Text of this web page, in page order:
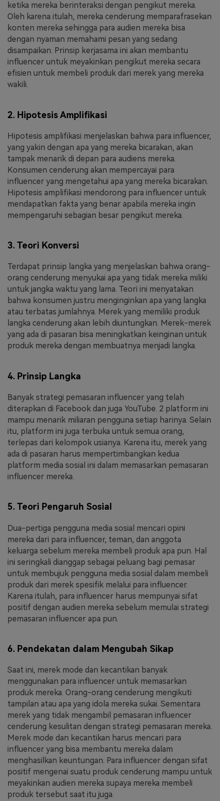
ketika mereka berinteraksi dengan pengikut mereka.
Oleh karena itulah, mereka cenderung memparafrasekan
konten mereka sehingga para audien mereka bisa
dengan nyaman memahami pesan yang sedang
disampaikan. Prinsip kerjasama ini akan membantu
influencer untuk meyakinkan pengikut mereka secara
efisien untuk membeli produk dari merek yang mereka
wakili.
2. Hipotesis Amplifikasi
Hipotesis amplifikasi menjelaskan bahwa para influencer,
yang yakin dengan apa yang mereka bicarakan, akan
tampak menarik di depan para audiens mereka.
Konsumen cenderung akan mempercayai para
influencer yang mengetahui apa yang mereka bicarakan.
Hipotesis amplifikasi mendorong para influencer untuk
mendapatkan fakta yang benar apabila mereka ingin
mempengaruhi sebagian besar pengikut mereka.
3. Teori Konversi
Terdapat prinsip langka yang menjelaskan bahwa orang-
orang cenderung menyukai apa yang tidak mereka miliki
untuk jangka waktu yang lama. Teori ini menyatakan
bahwa konsumen justru menginginkan apa yang langka
atau terbatas jumlahnya. Merek yang memiliki produk
langka cenderung akan lebih diuntungkan. Merek-merek
yang ada di pasaran bisa meningkatkan keinginan untuk
produk mereka dengan membuatnya menjadi langka.
4. Prinsip Langka
Banyak strategi pemasaran influencer yang telah
diterapkan di Facebook dan juga YouTube. 2 platform ini
mampu menarik miliaran pengguna setiap harinya. Selain
itu, platform ini juga terbuka untuk semua orang,
terlepas dari kelompok usianya. Karena itu, merek yang
ada di pasaran harus mempertimbangkan kedua
platform media sosial ini dalam memasarkan pemasaran
influencer mereka.
5. Teori Pengaruh Sosial
Dua-pertiga pengguna media sosial mencari opini
mereka dari para influencer, teman, dan anggota
keluarga sebelum mereka membeli produk apa pun. Hal
ini seringkali dianggap sebagai peluang bagi pemasar
untuk membujuk pengguna media sosial dalam membeli
produk dari merek spesifik melalui para influencer.
Karena itulah, para influencer harus mempunyai sifat
positif dengan audien mereka sebelum memulai strategi
pemasaran influencer apa pun.
6. Pendekatan dalam Mengubah Sikap
Saat ini, merek mode dan kecantikan banyak
menggunakan para influencer untuk memasarkan
produk mereka. Orang-orang cenderung mengikuti
tampilan atau apa yang idola mereka sukai. Sementara
merek yang tidak mengambil pemasaran influencer
cenderung kesulitan dengan strategi pemasaran mereka.
Merek mode dan kecantikan harus mencari para
influencer yang bisa membantu mereka dalam
menghasilkan keuntungan. Para influencer dengan sifat
positif mengenai suatu produk cenderung mampu untuk
meyakinkan audien mereka supaya mereka membeli
produk tersebut saat itu juga.